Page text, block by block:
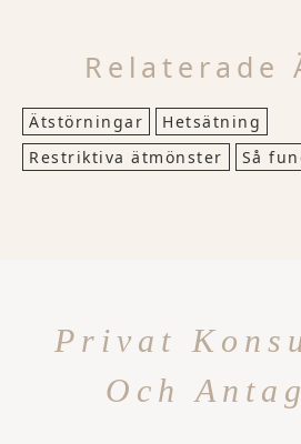
Relaterade
Ätstörningar
Hetsätning
Restriktiva ätmönster
Så
Privat
Och